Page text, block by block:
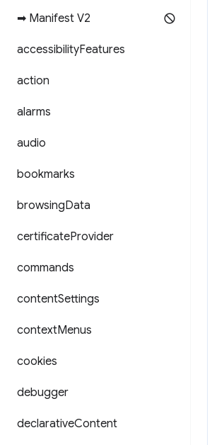
➡ Manifest V2
accessibilityFeatures
action
alarms
audio
bookmarks
browsingData
certificateProvider
commands
contentSettings
contextMenus
cookies
debugger
declarativeContent